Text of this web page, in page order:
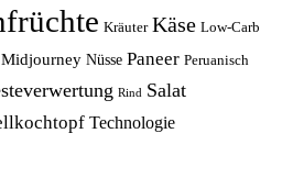
Kräuter Käse Low-Carb
Midjourney Nüsse Paneer Peruanisch
Rind Salat
Technologie